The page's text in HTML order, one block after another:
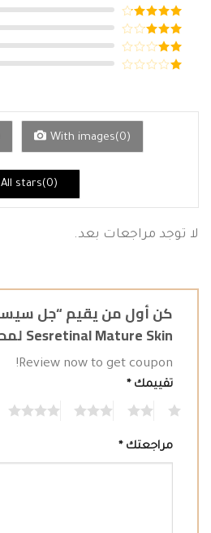
تم التقييم5
من 5
تم التقييم
من 5
تم
التقييم
3من 5تم
من
With images(0)
All stars(0)
لا توجد مراجعات بعد.
Sesretinal Mature Skin لمحيط العينين”
Review now to get coupon!
تقييمك*
مراجعتك*